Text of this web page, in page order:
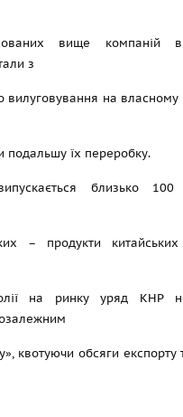
вище компаній
з
вилуговування на власному
подальшу їх переробку.
близько 100
– продукти китайських
на ринку уряд КНР
квотуючи обсяги експорту